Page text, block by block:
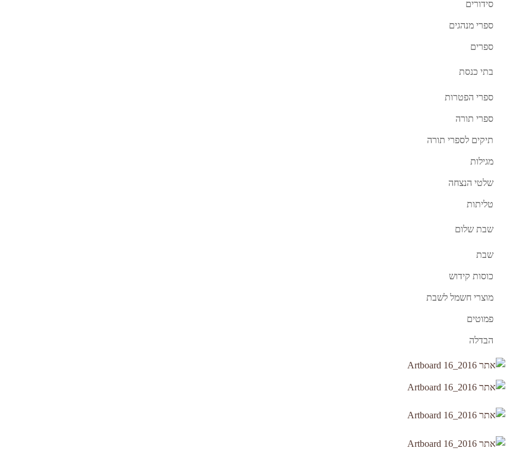
סידורים
ספרי מנהגים
ספרים
בתי כנסת
ספרי הפטרות
ספרי תורה
תיקים לספרי תורה
מגילות
שלטי הנצחה
טליתות
שבת שלום
שבת
כוסות קידוש
מוצרי חשמל לשבת
פמוטים
הבדלה